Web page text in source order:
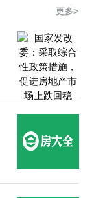
08-03 09:03
08-02 19:37
08-02 17:03
08-02 13:52
08-02 11:12
08-02 09:13
更多>